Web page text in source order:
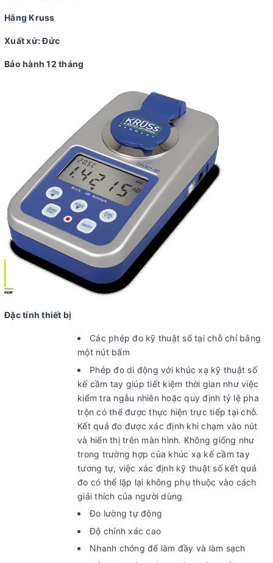
Hãng Kruss
Xuất xứ: Đức
Bảo hành 12 tháng
Đặc tính thiết bị
Các phép đo kỹ thuật số tại chỗ chỉ bằng
một nút bấm
Phép đo di động với khúc xạ kỹ thuật số
kế cầm tay giúp tiết kiệm thời gian như việc
kiểm tra ngẫu nhiên hoặc quy định tỷ lệ pha
trộn có thể được thực hiện trực tiếp tại chỗ.
Kết quả đo được xác định khi chạm vào nút
và hiển thị trên màn hình. Không giống như
trong trường hợp của khúc xạ kế cầm tay
tương tự, việc xác định kỹ thuật số kết quả
đo có thể lặp lại không phụ thuộc vào cách
giải thích của người dùng
Đo lường tự động
Độ chính xác cao
Nhanh chóng để làm đầy và làm sạch